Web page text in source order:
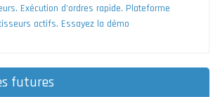
Exécution d'ordres rapide. Plateforme
actifs. Essayez la démo
futures